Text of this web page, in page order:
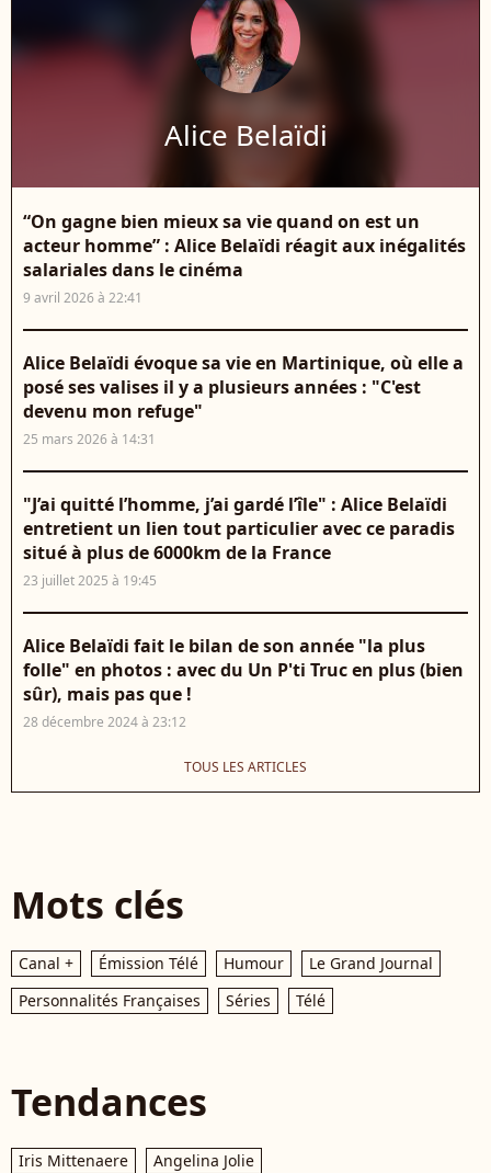
Alice Belaïdi
“On gagne bien mieux sa vie quand on est un
acteur homme” : Alice Belaïdi réagit aux inégalités
salariales dans le cinéma
9 avril 2026 à 22:41
Alice Belaïdi évoque sa vie en Martinique, où elle a
posé ses valises il y a plusieurs années : "C'est
devenu mon refuge"
25 mars 2026 à 14:31
"J’ai quitté l’homme, j’ai gardé l’île" : Alice Belaïdi
entretient un lien tout particulier avec ce paradis
situé à plus de 6000km de la France
23 juillet 2025 à 19:45
Alice Belaïdi fait le bilan de son année "la plus
folle" en photos : avec du Un P'ti Truc en plus (bien
sûr), mais pas que !
28 décembre 2024 à 23:12
TOUS LES ARTICLES
Mots clés
Canal + Émission Télé Humour
Le Grand Journal
Personnalités Françaises
Séries Télé
Tendances
Iris Mittenaere
Angelina Jolie